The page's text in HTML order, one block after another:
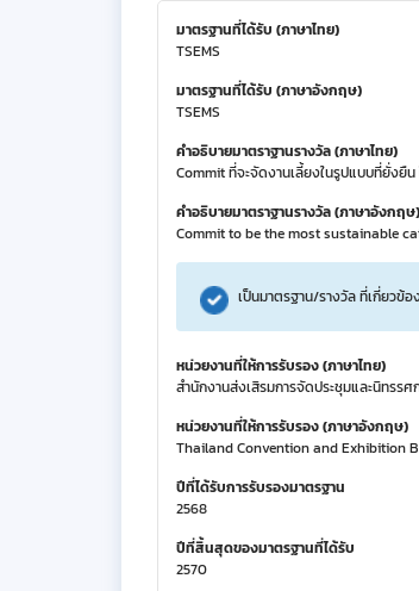
มาตรฐานที่ได้รับ (ภาษาไทย)
TSEMS
มาตรฐานที่ได้รับ (ภาษาอังกฤษ)
TSEMS
คำอธิบายมาตราฐานรางวัล (ภาษาไทย)
Commit ที่จะจัดงานเลี้ยงในรูปแบบที่ยั่ง
คำอธิบายมาตราฐานรางวัล (ภาษาอังกฤษ)
Commit to be the most sustainable
เป็นมาตรฐาน/รางวัล ที่เกี่ยว
หน่วยงานที่ให้การรับรอง (ภาษาไทย)
สำนักงานส่งเสิรมการจัดประชุมและนิทรรศ
หน่วยงานที่ให้การรับรอง (ภาษาอังกฤษ)
Thailand Convention and Exhibition
ปีที่ได้รับการรับรองมาตรฐาน
2568
ปีที่สิ้นสุดของมาตรฐานที่ได้รับ
2570